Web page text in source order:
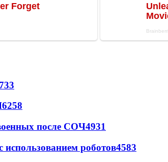
6258
после СОЧ4931
роботов4583